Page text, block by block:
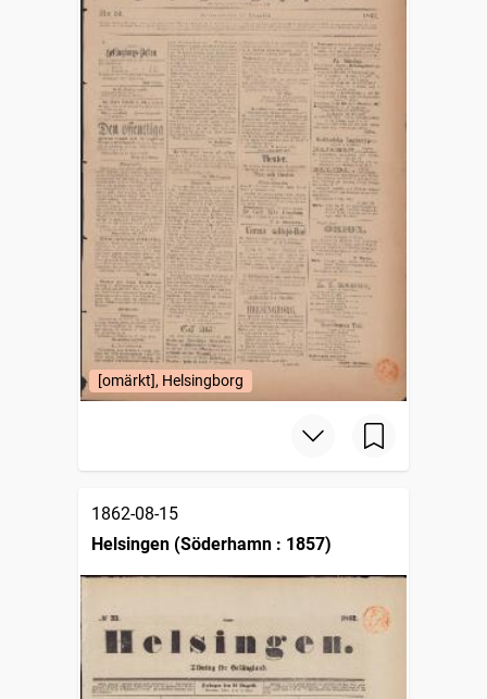
[omärkt], Helsingborg
1862-08-15
Helsingen (Söderhamn : 1857)